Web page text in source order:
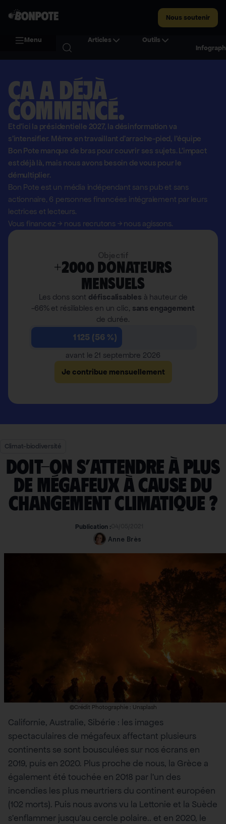
Nous soutenir
Menu Articles
Outils
Ça a déjà
commencé.
Et d'ici la présidentielle 2027, la désinformation va
s'intensifier. Même en travaillant d'arrache-pied, l'équipe
Bon Pote manque de bras pour couvrir ses sujets. L'impact
est déjà là, mais nous avons besoin de vous pour le
démultiplier.
Bon Pote est un média indépendant sans pub et sans
actionnaire, 6 personnes financées intégralement par leurs
lectrices et lecteurs.
Vous financez→ nous recrutons →nous agissons.
+2000 donateurs
mensuels
Les dons sont défiscalisables à hauteur de
-66% et résiliables en un clic, sans engagement
de durée.
1 125 (56 %)
avant le 21 septembre 2026
Je contribue mensuellement
Climat-biodiversité
Doit-on s’attendre à plus
de mégafeux à cause du
changement climatique ?
Publication :04/05/2021
Anne Brès
©Crédit Photographie : Unsplash
Californie, Australie, Sibérie : les images
spectaculaires de mégafeux affectant plusieurs
continents se sont bousculées sur nos écrans en
2019, puis en 2020. Plus proche de nous, la Grèce a
également été touchée en 2018 par l’un des
incendies les plus meurtriers du continent européen
(102 morts). Puis nous avons vu la Lettonie et la Suède
s’enflammer jusqu’au cercle polaire.. et en 2020, le